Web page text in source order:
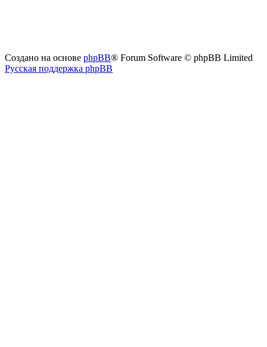
Создано на основе phpBB® Forum Software © phpBB Limited
Русская поддержка phpBB